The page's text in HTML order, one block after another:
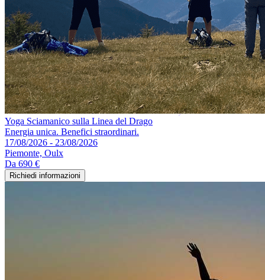
Yoga Sciamanico sulla Linea del Drago
Energia unica. Benefici straordinari.
17/08/2026 - 23/08/2026
Piemonte, Oulx
Da 690 €
Richiedi informazioni